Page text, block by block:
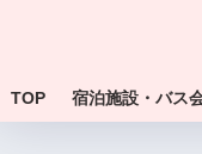
TOP 宿泊施設・バス